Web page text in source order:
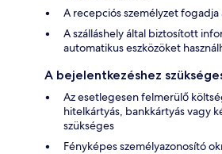
A recepciós személyzet
A szálláshely által biztosított
automatikus eszközöket
A bejelentkezéshez
Az esetlegesen felmerülő
hitelkártyás, bankkártyás vagy
szükséges
Fényképes személyazonosító